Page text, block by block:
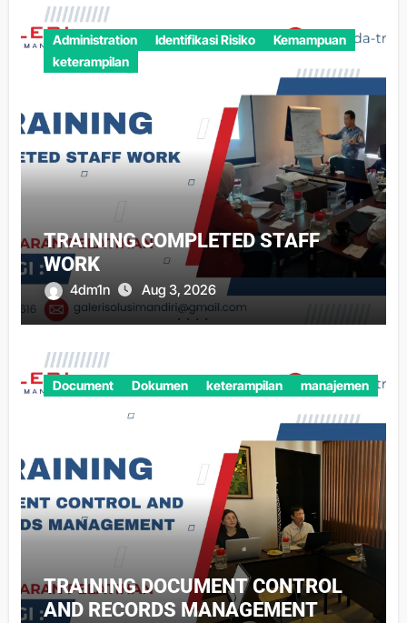
Administration Identifikasi Risiko
Kemampuan
keterampilan
TRAINING COMPLETED STAFF
WORK
4dm1n Aug 3, 2026
Document Dokumen keterampilan manajemen
TRAINING DOCUMENT CONTROL
AND RECORDS MANAGEMENT